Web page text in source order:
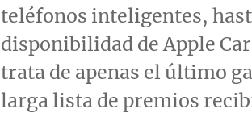
teléfonos inteligentes,
disponibilidad de Apple
trata de apenas el último
larga lista de premios